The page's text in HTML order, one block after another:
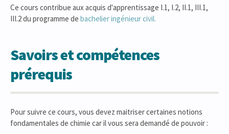
Ce cours contribue aux acquis d'apprentissage I.1, I.2, II.1, III.1,
III.2 du programme de bachelier ingénieur civil.
Savoirs et compétences
prérequis
Pour suivre ce cours, vous devez maitriser certaines notions
fondamentales de chimie car il vous sera demandé de pouvoir :